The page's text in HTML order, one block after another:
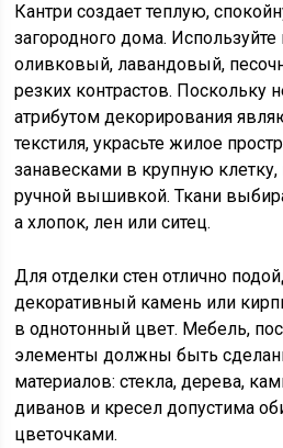
Кантри создает теплую,
загородного дома.
оливковый, лавандовый,
резких контрастов. Поскольку
атрибутом декорирования
текстиля, украсьте жилое
занавесками в крупную клетку,
ручной вышивкой. Ткани
а хлопок, лен или ситец.
Для отделки стен отлично
декоративный камень или
в однотонный цвет. Мебель,
элементы должны быть
материалов: стекла, дерева,
диванов и кресел допустима
цветочками.